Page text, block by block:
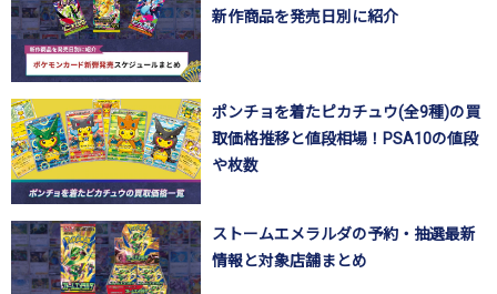
新作商品を発売日別に紹介
ポンチョを着たピカチュウ(全9種)の買
取価格推移と値段相場！PSA10の値段
や枚数
ストームエメラルダの予約・抽選最新
情報と対象店舗まとめ